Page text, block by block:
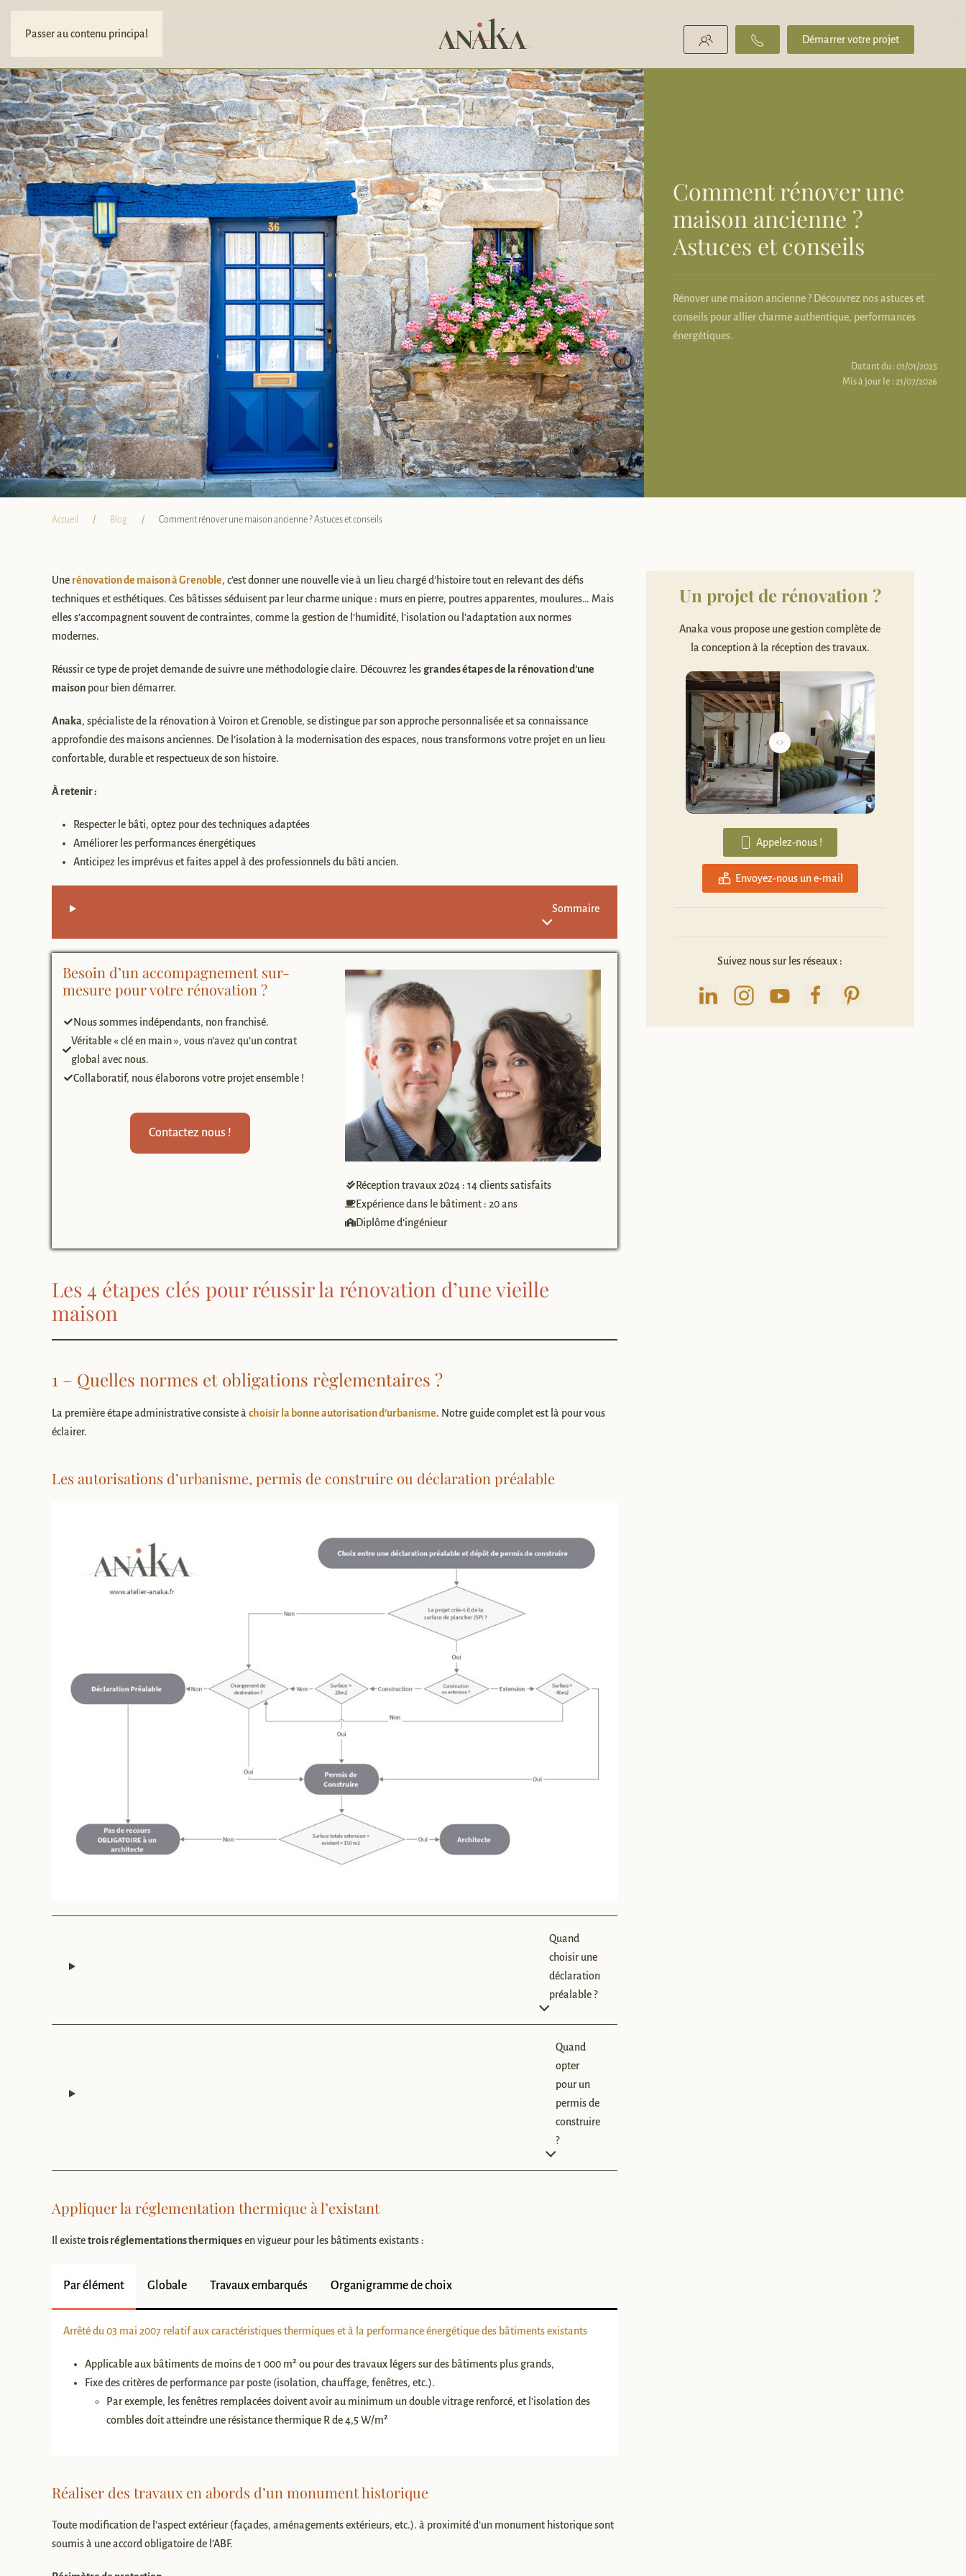
Passer au contenu principal Démarrer votre projet
Comment rénover une
maison ancienne ?
Astuces et conseils
Rénover une maison ancienne ? Découvrez nos astuces et
conseils pour allier charme authentique, performances
énergétiques.
Datant du : 01/01/2025
Mis à jour le : 21/07/2026
Accueil Blog Comment rénover une maison ancienne ? Astuces et conseils
Une rénovation de maison à Grenoble, c’est donner une nouvelle vie à un lieu chargé d’histoire tout en relevant des défis
techniques et esthétiques. Ces bâtisses séduisent par leur charme unique : murs en pierre, poutres apparentes, moulures… Mais
elles s’accompagnent souvent de contraintes, comme la gestion de l’humidité, l’isolation ou l’adaptation aux normes
modernes.
Réussir ce type de projet demande de suivre une méthodologie claire. Découvrez lesgrandes étapes de la rénovation d’une
maison pour bien démarrer.
Anaka, spécialiste de la rénovation à Voiron et Grenoble, se distingue par son approche personnalisée et sa connaissance
approfondie des maisons anciennes. De l’isolation à la modernisation des espaces, nous transformons votre projet en un lieu
confortable, durable et respectueux de son histoire.
À retenir :
Respecter le bâti, optez pour des techniques adaptées
Améliorer les performances énergétiques
Anticipez les imprévus et faites appel à des professionnels du bâti ancien.
Sommaire
Besoin d’un accompagnement sur-
mesure pour votre rénovation ?
Nous sommes indépendants, non franchisé.
Véritable « clé en main », vous n’avez qu’un contrat
global avec nous.
Collaboratif, nous élaborons votre projet ensemble !
Contactez nous !
Réception travaux 2024 : 14 clients satisfaits
Expérience dans le bâtiment : 20 ans
Diplôme d’ingénieur
Les 4 étapes clés pour réussir la rénovation d’une vieille
maison
1 – Quelles normes et obligations règlementaires ?
La première étape administrative consiste à choisir la bonne autorisation d’urbanisme. Notre guide complet est là pour vous
éclairer.
Les autorisations d’urbanisme, permis de construire ou déclaration préalable
Quand
choisir une
déclaration
préalable ?
Quand
opter
pour un
permis de
construire
?
Appliquer la réglementation thermique à l’existant
Il existetrois réglementations thermiquesen vigueur pour les bâtiments existants :
Par élément Globale Travaux embarqués Organigramme de choix
Arrêté du 03 mai 2007 relatif aux caractéristiques thermiques et à la performance énergétique des bâtiments existants
Applicable aux bâtiments de moins de 1 000 m² ou pour des travaux légers sur des bâtiments plus grands,
Fixe des critères de performance par poste (isolation, chauffage, fenêtres, etc.).
Par exemple, les fenêtres remplacées doivent avoir au minimum un double vitrage renforcé, et l’isolation des
combles doit atteindre une résistance thermique R de 4,5 W/m²
Réaliser des travaux en abords d’un monument historique
Toute modification de l’aspect extérieur (façades, aménagements extérieurs, etc.). à proximité d’un monument historique sont
soumis à une accord obligatoire de l’ABF.
Un projet de rénovation ?
Anaka vous propose une gestion complète de
la conception à la réception des travaux.
Appelez-nous !
Envoyez-nous un e-mail
Suivez nous sur les réseaux :